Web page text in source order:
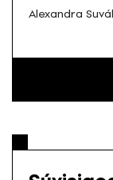
Alexandra